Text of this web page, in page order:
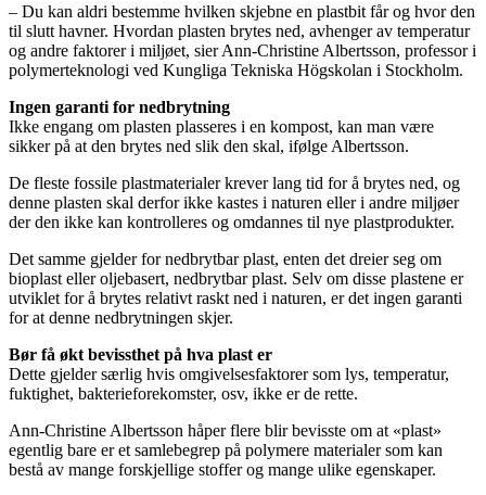
– Du kan aldri bestemme hvilken skjebne en plastbit får og hvor den
til slutt havner. Hvordan plasten brytes ned, avhenger av temperatur
og andre faktorer i miljøet, sier Ann-Christine Albertsson, professor i
polymerteknologi ved Kungliga Tekniska Högskolan i Stockholm.
Ingen garanti for nedbrytning
Ikke engang om plasten plasseres i en kompost, kan man være
sikker på at den brytes ned slik den skal, ifølge Albertsson.
De fleste fossile plastmaterialer krever lang tid for å brytes ned, og
denne plasten skal derfor ikke kastes i naturen eller i andre miljøer
der den ikke kan kontrolleres og omdannes til nye plastprodukter.
Det samme gjelder for nedbrytbar plast, enten det dreier seg om
bioplast eller oljebasert, nedbrytbar plast. Selv om disse plastene er
utviklet for å brytes relativt raskt ned i naturen, er det ingen garanti
for at denne nedbrytningen skjer.
Bør få økt bevissthet på hva plast er
Dette gjelder særlig hvis omgivelsesfaktorer som lys, temperatur,
fuktighet, bakterieforekomster, osv, ikke er de rette.
Ann-Christine Albertsson håper flere blir bevisste om at «plast»
egentlig bare er et samlebegrep på polymere materialer som kan
bestå av mange forskjellige stoffer og mange ulike egenskaper.